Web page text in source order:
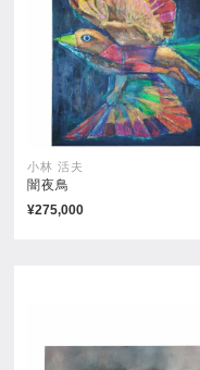
小林 活夫
闇夜鳥
¥275,000